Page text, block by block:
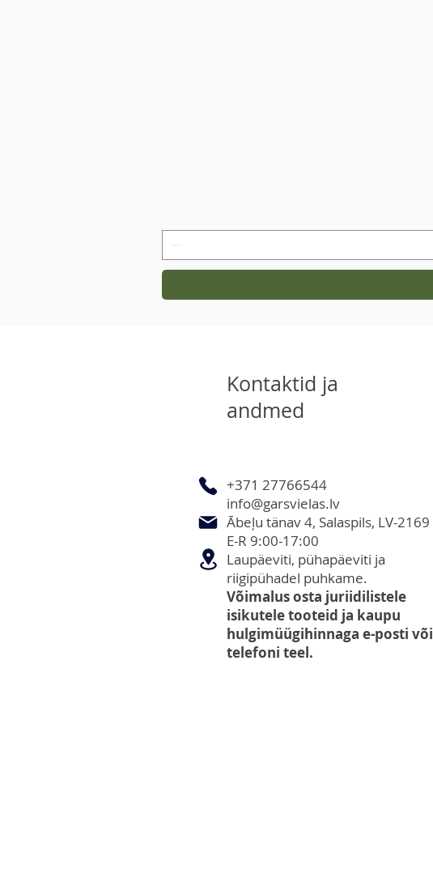
Kontaktid ja
andmed
+371 27766544
info@garsvielas.lv
Ābeļu tänav 4, Salaspils, LV-2169
E-R 9:00-17:00
Laupäeviti, pühapäeviti ja
riigipühadel puhkame.
Võimalus osta juriidilistele
isikutele tooteid ja kaupu
hulgimüügihinnaga e-posti või
telefoni teel.